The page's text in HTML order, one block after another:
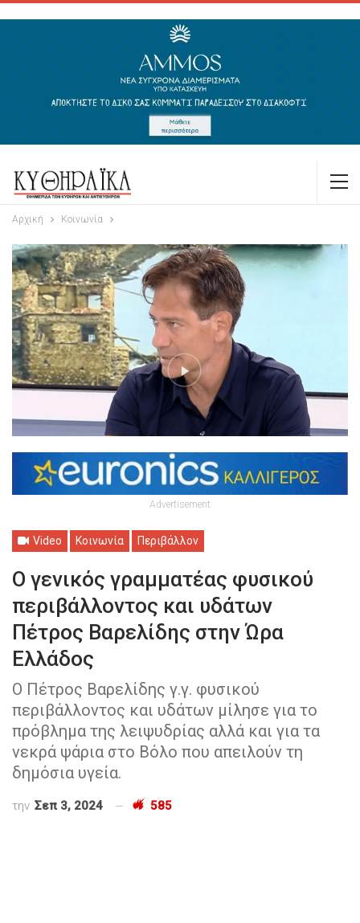
Αρχική Κοινωνία
Advertisement
Video Κοινωνία Περιβάλλον
Ο γενικός γραμματέας φυσικού
περιβάλλοντος και υδάτων
Πέτρος Βαρελίδης στην Ώρα
Ελλάδος
Ο Πέτρος Βαρελίδης γ.γ. φυσικού
περιβάλλοντος και υδάτων μίλησε για το
πρόβλημα της λειψυδρίας αλλά και για τα
νεκρά ψάρια στο Βόλο που απειλούν τη
δημόσια υγεία.
την Σεπ 3, 2024 585